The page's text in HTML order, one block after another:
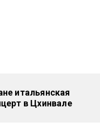
итальянская
в Цхинвале